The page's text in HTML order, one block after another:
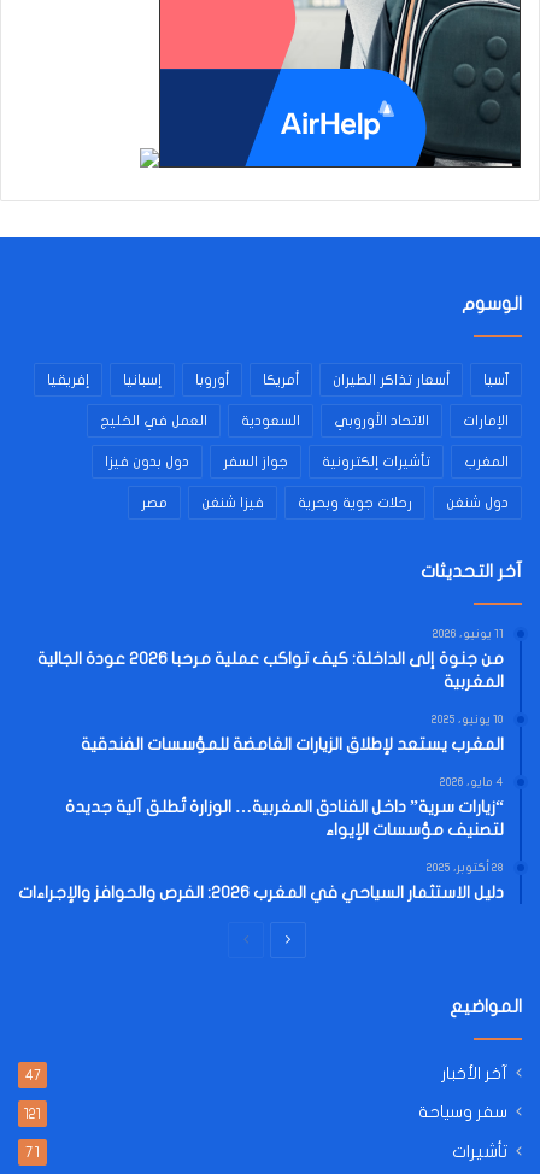
الوسوم
آسيا أسعار تذاكر الطيران أمريكا أوروبا إسبانيا إفريقيا
الإمارات الاتحاد الأوروبي السعودية العمل في الخليج
المغرب تأشيرات إلكترونية جواز السفر دول بدون فيزا
دول شنغن رحلات جوية وبحرية فيزا شنغن مصر
آخر التحديثات
11 يونيو، 2026
من جنوة إلى الداخلة: كيف تواكب عملية مرحبا 2026 عودة الجالية
المغربية
10 يونيو، 2025
المغرب يستعد لإطلاق الزيارات الغامضة للمؤسسات الفندقية
4 مايو، 2026
“زيارات سرية” داخل الفنادق المغربية… الوزارة تُطلق آلية جديدة
لتصنيف مؤسسات الإيواء
28 أكتوبر، 2025
دليل الاستثمار السياحي في المغرب 2026: الفرص والحوافز والإجراءات
الصفحةالصفحة
المواضيع
آخر الأخبار 47
سفر وسياحة 121
تأشيرات 71